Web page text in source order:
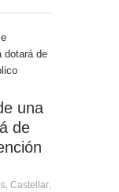
una
de
Castellar